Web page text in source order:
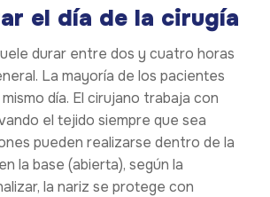
el día de la cirugía
durar entre dos y cuatro horas
La mayoría de los pacientes
día. El cirujano trabaja con
el tejido siempre que sea
pueden realizarse dentro de la
la base (abierta), según la
la nariz se protege con